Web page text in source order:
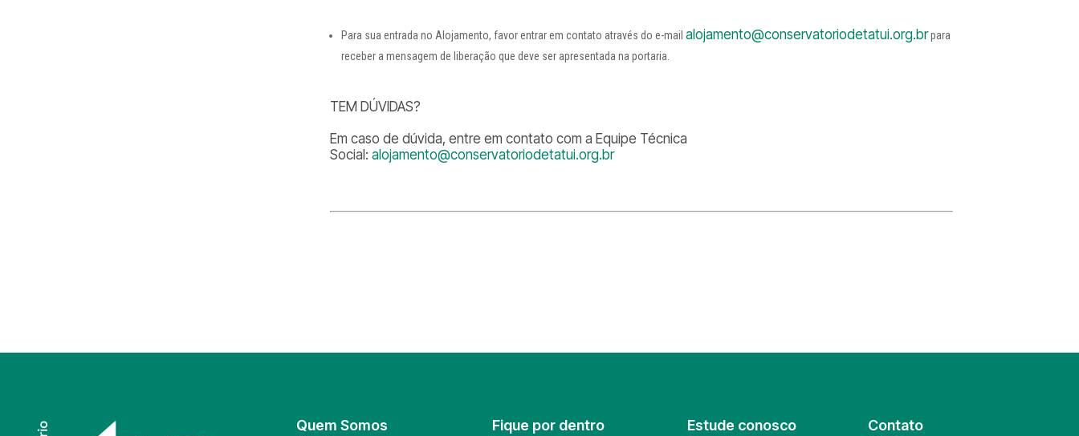
Para sua entrada no Alojamento, favor entrar em contato através do e-mailalojamento@conservatoriodetatui.org.brpara
receber a mensagem de liberação que deve ser apresentada na portaria.
TEM DÚVIDAS?
Em caso de dúvida, entre em contato com a Equipe Técnica
Social:alojamento@conservatoriodetatui.org.br
Quem Somos Fique por dentro Estude conosco Contato